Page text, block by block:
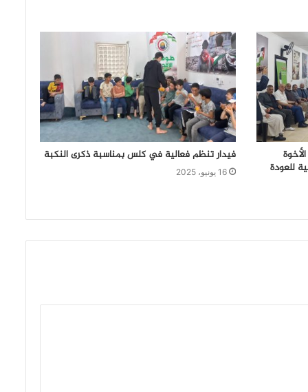
للعودة
فيدار تنظم فعالية في كلس بمناسبة ذكرى النكبة
16 يونيو، 2025